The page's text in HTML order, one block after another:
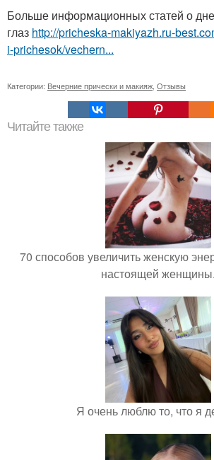
Больше информационных статей о
глаз http://pricheska-makiyazh.ru-
i-prichesok/vechern...
Категории: Вечерние прически и макияж Отзывы
Читайте также
70 способов увеличить женскую
настоящей женщины.
Я очень люблю то, что я